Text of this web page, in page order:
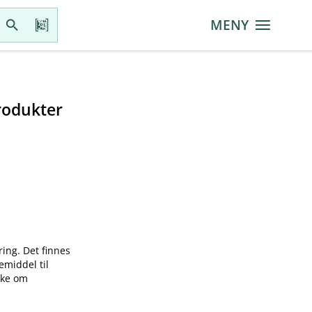
MENY
Det finnes
til
om